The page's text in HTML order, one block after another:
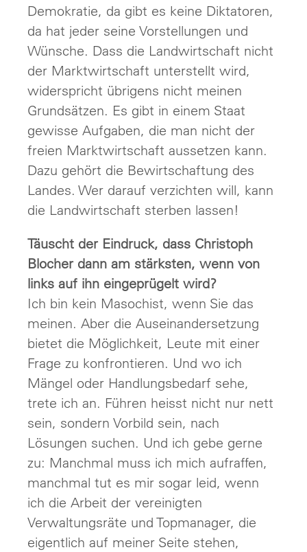
Demokratie, da gibt es keine Diktatoren,
da hat jeder seine Vorstellungen und
Wünsche. Dass die Landwirtschaft nicht
der Marktwirtschaft unterstellt wird,
widerspricht übrigens nicht meinen
Grundsätzen. Es gibt in einem Staat
gewisse Aufgaben, die man nicht der
freien Marktwirtschaft aussetzen kann.
Dazu gehört die Bewirtschaftung des
Landes. Wer darauf verzichten will, kann
die Landwirtschaft sterben lassen!
Täuscht der Eindruck, dass Christoph
Blocher dann am stärksten, wenn von
links auf ihn eingeprügelt wird?
Ich bin kein Masochist, wenn Sie das
meinen. Aber die Auseinandersetzung
bietet die Möglichkeit, Leute mit einer
Frage zu konfrontieren. Und wo ich
Mängel oder Handlungsbedarf sehe,
trete ich an. Führen heisst nicht nur nett
sein, sondern Vorbild sein, nach
Lösungen suchen. Und ich gebe gerne
zu: Manchmal muss ich mich aufraffen,
manchmal tut es mir sogar leid, wenn
ich die Arbeit der vereinigten
Verwaltungsräte und Topmanager, die
eigentlich auf meiner Seite stehen,